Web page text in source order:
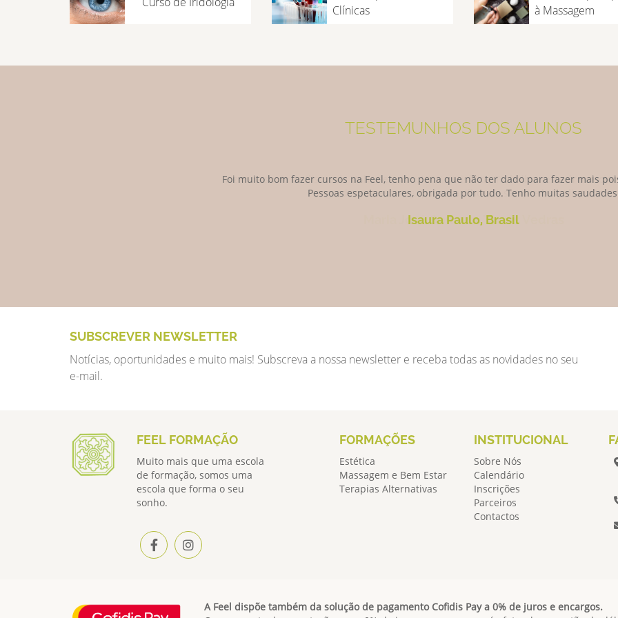
Clínicas
à Massagem
TESTEMUNHOS DOS ALUNOS
Foi muito bom fazer cursos na Feel, tenho pena que não ter dado para fazer mais
Pessoas espetaculares, obrigada por tudo. Tenho muitas
Isaura Paulo, Brasil
SUBSCREVER NEWSLETTER
Notícias, oportunidades e muito mais! Subscreva a nossa newsletter e receba todas as novidades no seu
e-mail.
FEEL FORMAÇÃO
Muito mais que uma escola
de formação, somos uma
escola que forma o seu
sonho.
FORMAÇÕES
Estética
Massagem e Bem Estar
Terapias Alternativas
INSTITUCIONAL
Sobre Nós
Calendário
Inscrições
Parceiros
Contactos
A Feel dispõe também da solução de pagamento Cofidis Pay a 0% de juros e encargos.